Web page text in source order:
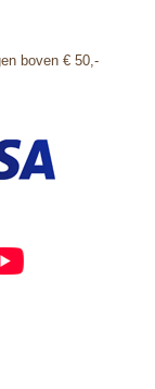
boven € 50,-